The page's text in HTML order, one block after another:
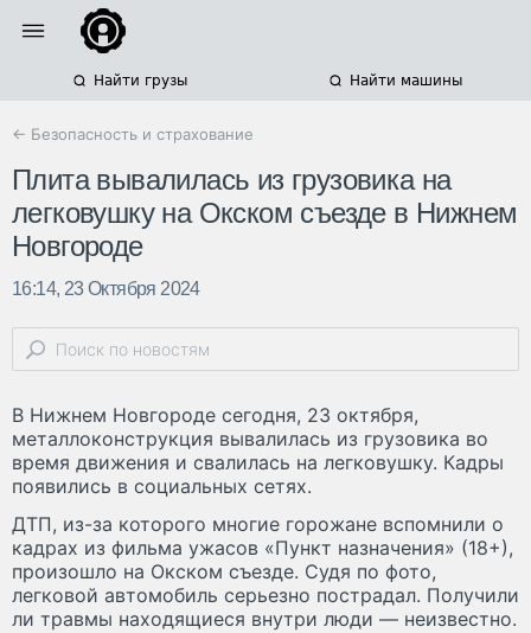
Найти грузы Найти машины
← Безопасность и страхование
Плита вывалилась из грузовика на
легковушку на Окском съезде в Нижнем
Новгороде
16:14, 23 Октября 2024
В Нижнем Новгороде сегодня, 23 октября,
металлоконструкция вывалилась из грузовика во
время движения и свалилась на легковушку. Кадры
появились в социальных сетях.
ДТП, из-за которого многие горожане вспомнили о
кадрах из фильма ужасов «Пункт назначения» (18+),
произошло на Окском съезде. Судя по фото,
легковой автомобиль серьезно пострадал. Получили
ли травмы находящиеся внутри люди — неизвестно.